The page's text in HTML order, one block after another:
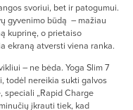
svoriui, bet ir patogumui.
gyvenimo būdą – mažiau
kuprinę, o prietaiso
ekraną atversti viena ranka.
– ne bėda. Yoga Slim 7
todėl nereikia sukti galvos
„Rapid Charge
įkrauti tiek, kad